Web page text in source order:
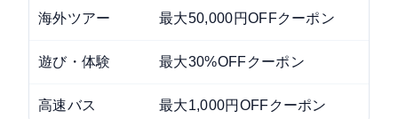
海外ツアー 最大50,000円OFFクーポン
遊び・体験 最大30%OFFクーポン
高速バス 最大1,000円OFFクーポン